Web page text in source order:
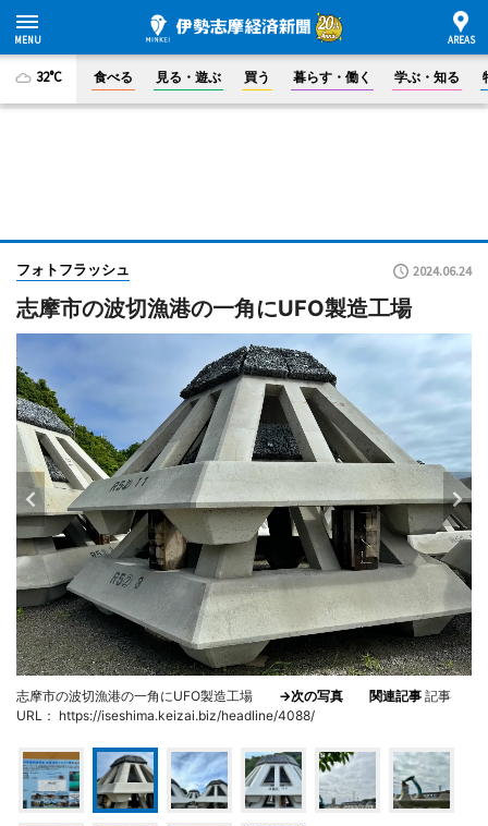
32°C 食べる 見る・遊ぶ 買う 暮らす・働く 学ぶ・知る
フォトフラッシュ 2024.06.24
志摩市の波切漁港の一角にUFO製造工場
志摩市の波切漁港の一角にUFO製造工場 →次の写真 関連記事 記事
URL： https://iseshima.keizai.biz/headline/4088/